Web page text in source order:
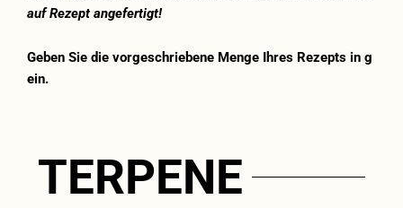
auf Rezept angefertigt!
Geben Sie die vorgeschriebene Menge Ihres Rezepts in g
ein.
TERPENE